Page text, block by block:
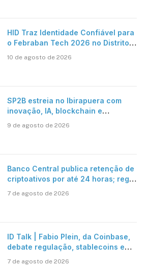
HID Traz Identidade Confiável para
o Febraban Tech 2026 no Distrito
Anhembi, em São Paulo
10 de agosto de 2026
SP2B estreia no Ibirapuera com
inovação, IA, blockchain e
tokenização
9 de agosto de 2026
Banco Central publica retenção de
criptoativos por até 24 horas; regra
7 de agosto de 2026
ID Talk | Fabio Plein, da Coinbase,
debate regulação, stablecoins e
7 de agosto de 2026